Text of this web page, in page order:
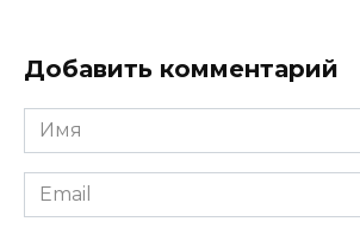
Добавить комментарий
Имя
Email